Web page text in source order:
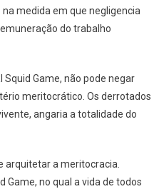
medida em que negligencia
do trabalho
Game, não pode negar
meritocrático. Os derrotados
angaria a totalidade do
arquitetar a meritocracia.
Game, no qual a vida de todos